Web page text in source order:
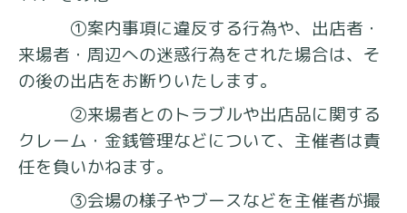
①案内事項に違反する行為や、出店者・
来場者・周辺への迷惑行為をされた場合は、そ
の後の出店をお断りいたします。
②来場者とのトラブルや出店品に関する
クレーム・金銭管理などについて、主催者は責
任を負いかねます。
③会場の様子やブースなどを主催者が撮